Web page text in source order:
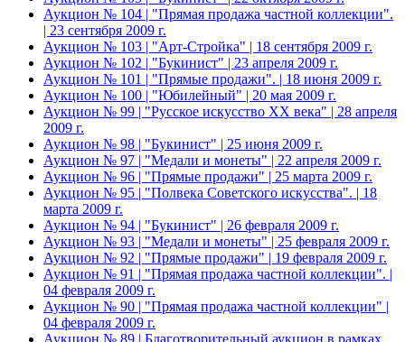
Аукцион № 104 | "Прямая продажа частной коллекции".
| 23 сентября 2009 г.
Аукцион № 103 | "Арт-Стройка" | 18 сентября 2009 г.
Аукцион № 102 | "Букинист" | 23 апреля 2009 г.
Аукцион № 101 | "Прямые продажи". | 18 июня 2009 г.
Аукцион № 100 | "Юбилейный" | 20 мая 2009 г.
Аукцион № 99 | "Русское искусство XX века" | 28 апреля
2009 г.
Аукцион № 98 | "Букинист" | 25 июня 2009 г.
Аукцион № 97 | "Медали и монеты" | 22 апреля 2009 г.
Аукцион № 96 | "Прямые продажи" | 25 марта 2009 г.
Аукцион № 95 | "Полвека Советского искусства". | 18
марта 2009 г.
Аукцион № 94 | "Букинист" | 26 февраля 2009 г.
Аукцион № 93 | "Медали и монеты" | 25 февраля 2009 г.
Аукцион № 92 | "Прямые продажи" | 19 февраля 2009 г.
Аукцион № 91 | "Прямая продажа частной коллекции". |
04 февраля 2009 г.
Аукцион № 90 | "Прямая продажа частной коллекции" |
04 февраля 2009 г.
Аукцион № 89 | Благотворительный аукцион в рамках